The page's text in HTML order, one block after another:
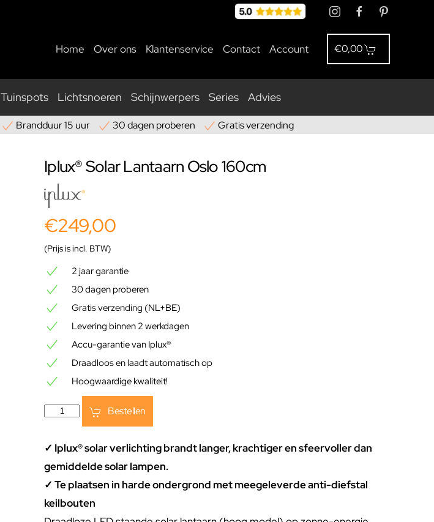
Home Over ons Klantenservice Contact Account €0,00
Tuinspots Lichtsnoeren Schijnwerpers Series Advies
Brandduur 15 uur 30 dagen proberen Gratis verzending
Iplux® Solar Lantaarn Oslo 160cm
€249,00
(Prijs is incl. BTW)
2 jaar garantie
30 dagen proberen
Gratis verzending (NL+BE)
Levering binnen 2 werkdagen
Accu-garantie van Iplux®
Draadloos en laadt automatisch op
Hoogwaardige kwaliteit!
Bestellen
✓ Iplux® solar verlichting brandt langer, krachtiger en sfeervoller dan
gemiddelde solar lampen.
✓ Te plaatsen in harde ondergrond met meegeleverde anti-diefstal
keilbouten